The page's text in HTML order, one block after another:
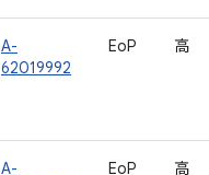
A-
62019992
EoP 高
A-
EoP 高